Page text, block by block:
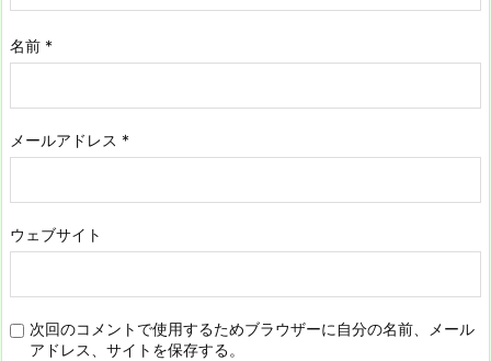
名前 *
メールアドレス *
ウェブサイト
次回のコメントで使用するためブラウザーに自分の名前、メール
アドレス、サイトを保存する。